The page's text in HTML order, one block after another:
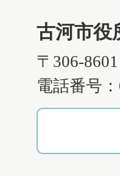
古河市役
〒306-
電話番号